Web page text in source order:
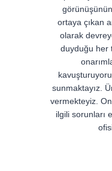
ortaya çıkan
olarak
duyduğu her
sunmaktayız.
vermekteyiz.
ilgili sorunları